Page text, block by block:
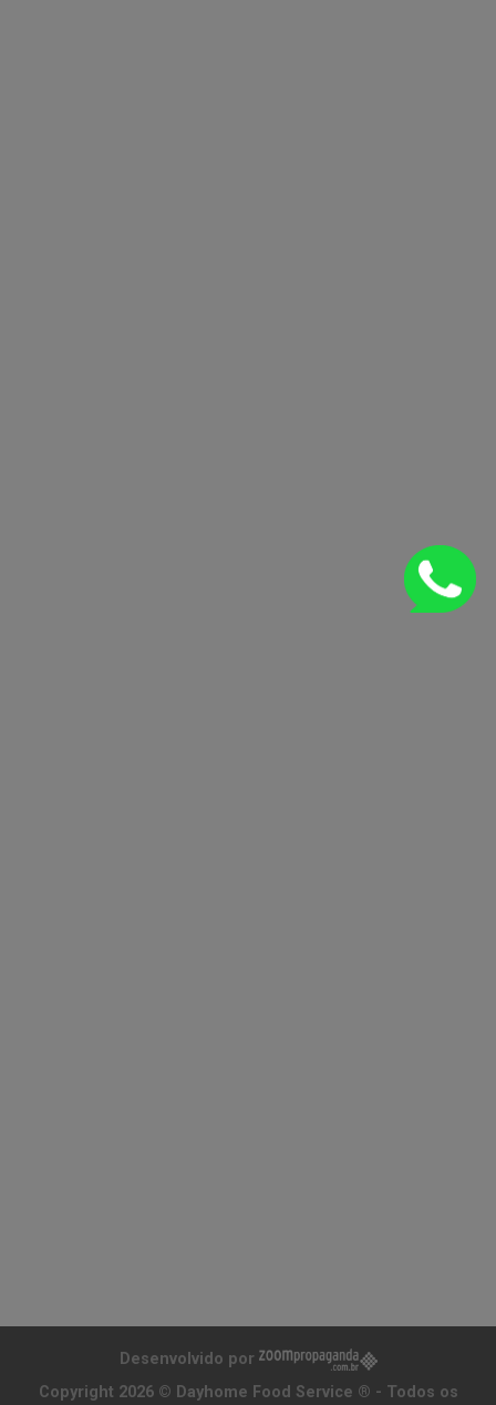
Desenvolvido por
Copyright 2026 © Dayhome Food Service ® - Todos os